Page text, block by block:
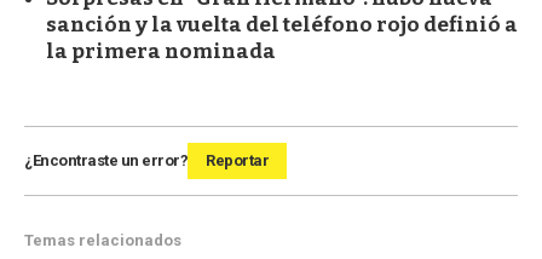
sanción y la vuelta del teléfono rojo definió a
la primera nominada
¿Encontraste un error? Reportar
Temas relacionados